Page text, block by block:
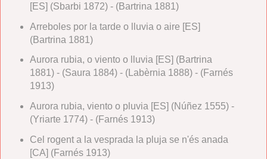
[ES] (Sbarbi 1872) - (Bartrina 1881)
Arreboles por la tarde o lluvia o aire [ES]
(Bartrina 1881)
Aurora rubia, o viento o lluvia [ES] (Bartrina
1881) - (Saura 1884) - (Labèrnia 1888) - (Farnés
1913)
Aurora rubia, viento o pluvia [ES] (Núñez 1555) -
(Yriarte 1774) - (Farnés 1913)
Cel rogent a la vesprada la pluja se n'és anada
[CA] (Farnés 1913)